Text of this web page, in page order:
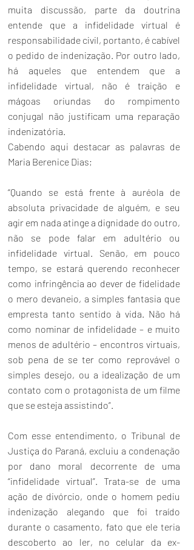
muita discussão, parte da doutrina
entende que a infidelidade virtual é
responsabilidade civil, portanto, é cabível
o pedido de indenização. Por outro lado,
há aqueles que entendem que a
infidelidade virtual, não é traição e
mágoas oriundas do rompimento
conjugal não justificam uma reparação
indenizatória.
Cabendo aqui destacar as palavras de
Maria Berenice Dias;
“Quando se está frente à auréola de
absoluta privacidade de alguém, e seu
agir em nada atinge a dignidade do outro,
não se pode falar em adultério ou
infidelidade virtual. Senão, em pouco
tempo, se estará querendo reconhecer
como infringência ao dever de fidelidade
o mero devaneio, a simples fantasia que
empresta tanto sentido à vida. Não há
como nominar de infidelidade – e muito
menos de adultério – encontros virtuais,
sob pena de se ter como reprovável o
simples desejo, ou a idealização de um
contato com o protagonista de um filme
que se esteja assistindo”.
Com esse entendimento, o Tribunal de
Justiça do Paraná, excluiu a condenação
por dano moral decorrente de uma
“infidelidade virtual”. Trata-se de uma
ação de divórcio, onde o homem pediu
indenização alegando que foi traído
durante o casamento, fato que ele teria
descoberto ao ler, no celular da ex-